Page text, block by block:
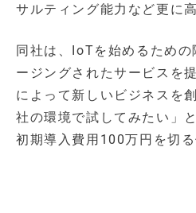
サルティング能力など更に
同社は、IoTを始めるため
ージングされたサービスを
によって新しいビジネスを
社の環境で試してみたい」
初期導入費用100万円を切